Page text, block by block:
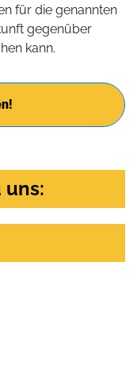
für die genannten
gegenüber
kann.
uns: